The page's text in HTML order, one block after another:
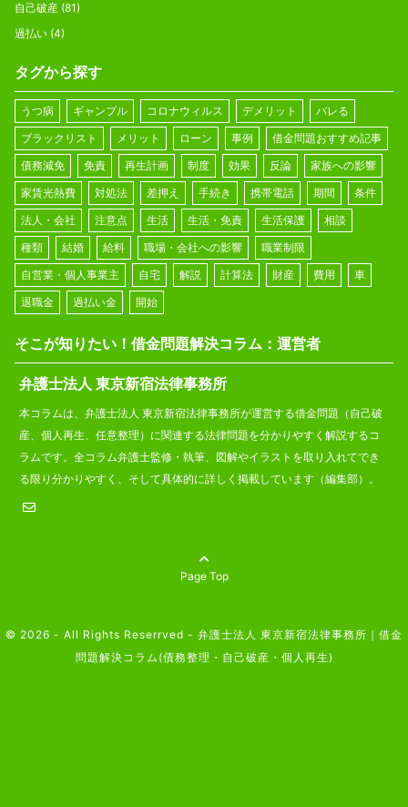
自己破産 (81)
過払い (4)
タグから探す
うつ病 ギャンブル コロナウィルス デメリット
バレる
ブラックリスト
メリット ローン 事例
借金問題おすすめ記事
債務減免
免責 再生計画 制度 効果 反論
家族への影響
家賃光熱費
対処法 差押え 手続き 携帯電話 期間
条件
法人・会社
注意点 生活 生活・免責 生活保護
相談
種類
結婚 給料 職場・会社への影響
職業制限
自営業・個人事業主
自宅 解説 計算法 財産 費用
車
退職金
過払い金 開始
そこが知りたい！借金問題解決コラム：運営者
弁護士法人 東京新宿法律事務所
本コラムは、弁護士法人 東京新宿法律事務所が運営する借金問題（自己破
産、個人再生、任意整理）に関連する法律問題を分かりやすく解説するコ
ラムです。全コラム弁護士監修・執筆、図解やイラストを取り入れてでき
る限り分かりやすく、そして具体的に詳しく掲載しています（編集部）。
Page Top
© 2026 - All Rights Reserrved - 弁護士法人 東京新宿法律事務所｜借金
問題解決コラム(債務整理・自己破産・個人再生)